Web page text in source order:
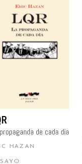
AÑADIR AL
CARRITO
de cada día
HAZAN